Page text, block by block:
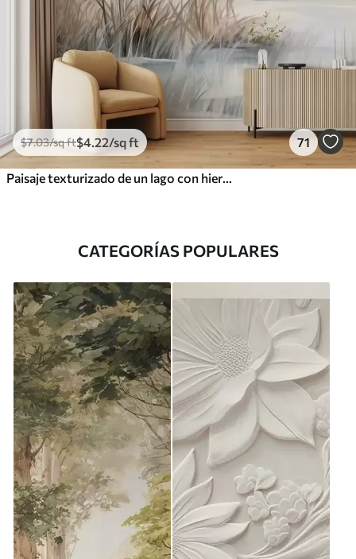
$7.03/sq ft$4 .22/sq ft 71
CATEGORÍAS POPULARES